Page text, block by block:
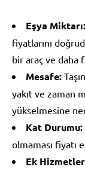
Eşya Miktarı:
fiyatlarını
bir araç ve daha
Mesafe:
yakıt ve zaman
yükselmesine
Kat Durumu:
olmaması fiyatı
Ek